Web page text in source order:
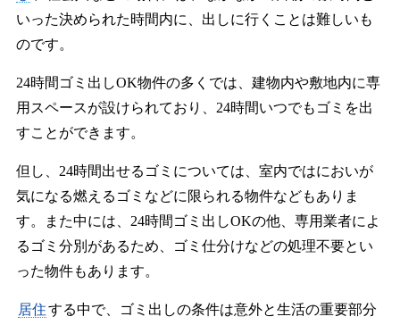
いった決められた時間内に、出しに行くことは難しいも
のです。
24時間ゴミ出しOK物件の多くでは、建物内や敷地内に専
用スペースが設けられており、24時間いつでもゴミを出
すことができます。
但し、24時間出せるゴミについては、室内ではにおいが
気になる燃えるゴミなどに限られる物件などもありま
す。また中には、24時間ゴミ出しOKの他、専用業者によ
るゴミ分別があるため、ゴミ仕分けなどの処理不要とい
った物件もあります。
居住する中で、ゴミ出しの条件は意外と生活の重要部分